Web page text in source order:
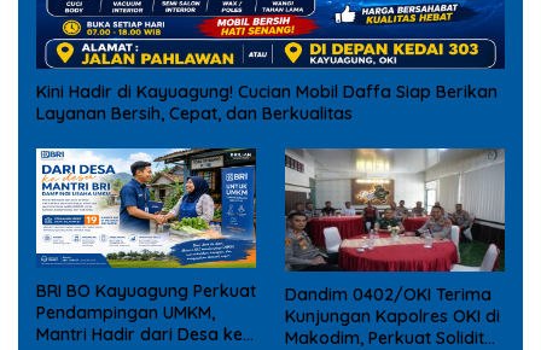
Kini Hadir di Kayuagung! Cucian Mobil Daffa Siap Berikan
Layanan Bersih, Cepat, dan Berkualitas
BRI BO Kayuagung Perkuat
Pendampingan UMKM,
Mantri Hadir dari Desa ke
Dandim 0402/OKI Terima
Kunjungan Kapolres OKI di
Makodim, Perkuat Soliditas